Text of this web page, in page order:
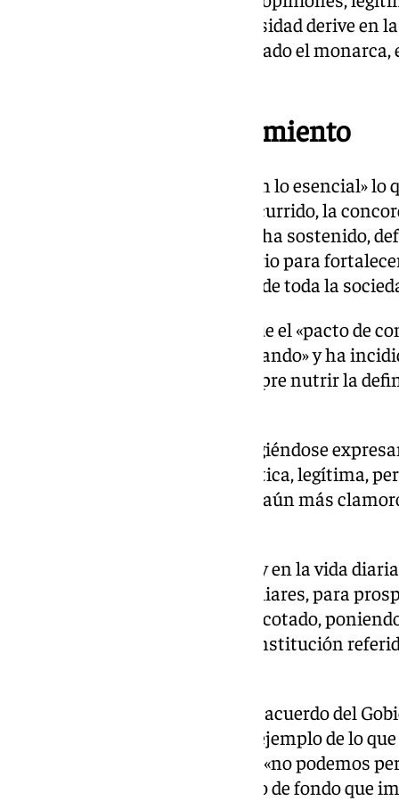
sino para impedir que esa diversidad derive en
espacio compartido», ha subrayado el
La concordia como cimiento
Fue precisamente «el acuerdo en lo esencial»
1978. «A pesar del tiempo transcurrido, la
siendo nuestro gran cimiento», ha sostenido,
espíritu de consenso es necesario para
mantener en ellas la confianza de toda la
En este sentido, ha resaltado que el «pacto de
Constitución «se protege dialogando» y ha
altura y generosidad, debe siempre nutrir la
Por eso, ha advertido el Rey dirigiéndose
necesario que la contienda política, legítima,
impida escuchar una demanda aún más
«Serenidad en la esfera pública y en la vida
colectivos o individuales y familiares, para
quienes más lo necesitan», ha acotado,
reforma del artículo 49 de la Constitución
Dicha reforma, aprobada con el acuerdo del
monarca, constituye «un buen ejemplo de lo
ello, ha vuelto a prevenir de que «no podemos
convierta en un constante ruido de fondo que